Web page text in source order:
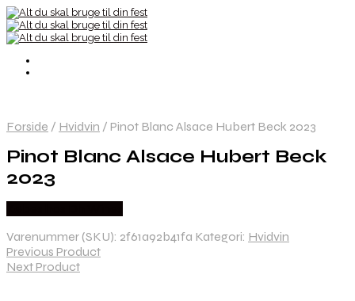
Forside / Hvidvin / Pinot Blanc Alsace Hubert Beck 2023
Pinot Blanc Alsace Hubert Beck
2023
Varenummer (SKU): 2f61a92b41fa Kategori: Hvidvin
Previous Product
Next Product